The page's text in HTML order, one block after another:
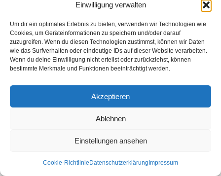
Einwilligung verwalten
Um dir ein optimales Erlebnis zu bieten, verwenden wir Technologien wie
Cookies, um Geräteinformationen zu speichern und/oder darauf
zuzugreifen. Wenn du diesen Technologien zustimmst, können wir Daten
wie das Surfverhalten oder eindeutige IDs auf dieser Website verarbeiten.
Wenn du deine Einwilligung nicht erteilst oder zurückziehst, können
bestimmte Merkmale und Funktionen beeinträchtigt werden.
Akzeptieren
Ablehnen
Einstellungen ansehen
Cookie-Richtlinie Datenschutzerklärung Impressum
Datenschutzerklärung
© Öztürk Gazetesi 1986 – 2026